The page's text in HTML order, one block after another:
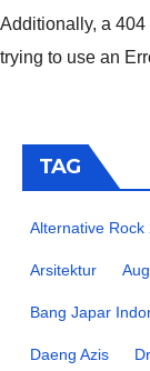
Additionally, a
trying to use an
TAG
Alternative Rock
Arsitektur
Bang Japar
Daeng Azis